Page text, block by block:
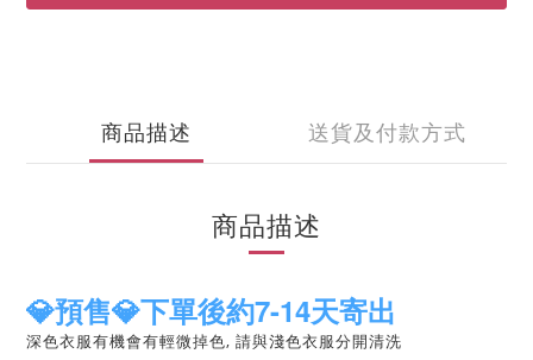
商品描述 送貨及付款方式
商品描述
💎預售💎下單後約7-14天寄出
深色衣服有機會有輕微掉色, 請與淺色衣服分開清洗